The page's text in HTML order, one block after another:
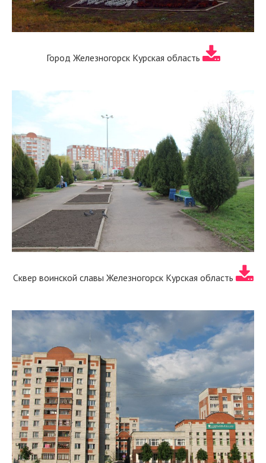
Город Железногорск Курская область
Сквер воинской славы Железногорск Курская область